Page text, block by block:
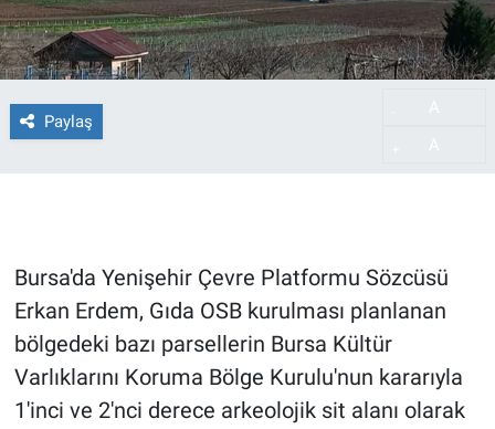
Paylaş
Bursa'da Yenişehir Çevre Platformu Sözcüsü
Erkan Erdem, Gıda OSB kurulması planlanan
bölgedeki bazı parsellerin Bursa Kültür
Varlıklarını Koruma Bölge Kurulu'nun kararıyla
1'inci ve 2'nci derece arkeolojik sit alanı olarak